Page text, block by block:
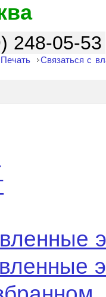
248-05-53
Печать Связаться с